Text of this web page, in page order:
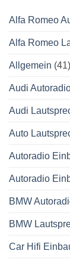
Alfa Romeo
Alfa Romeo
Allgemein (41)
Audi
Audi
Auto
Autoradio
Autoradio
BMW
BMW
Car Hifi